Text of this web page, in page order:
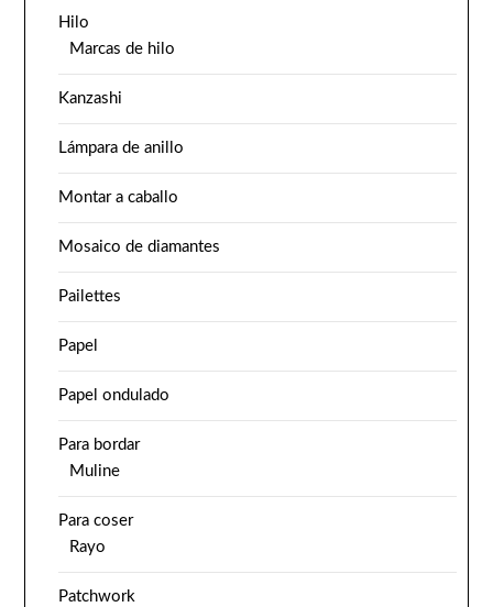
Hilo
Marcas de hilo
Kanzashi
Lámpara de anillo
Montar a caballo
Mosaico de diamantes
Pailettes
Papel
Papel ondulado
Para bordar
Muline
Para coser
Rayo
Patchwork